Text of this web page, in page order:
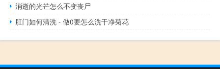
消逝的光芒怎么不变丧尸
肛门如何清洗 - 做0要怎么洗干净菊花